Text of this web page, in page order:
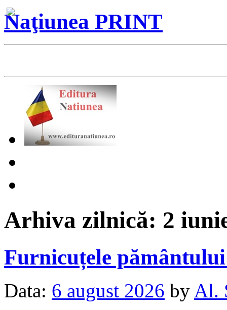
Naţiunea PRINT
Arhiva zilnică: 2
Furnicuțele
Data: 6 august 2026 by Al.